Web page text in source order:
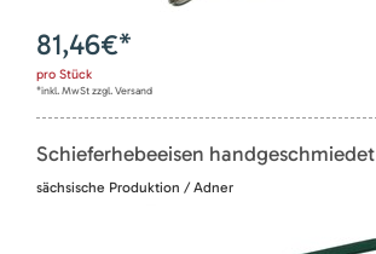
81,46€*
pro Stück
*inkl. MwSt zzgl. Versand
Schieferhebeeisen handgeschmiedet
sächsische Produktion / Adner